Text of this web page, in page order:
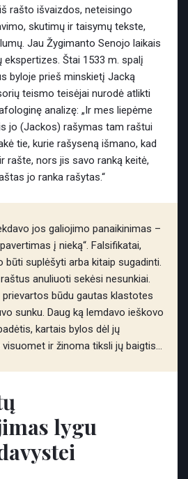
rašto išvaizdos, neteisingo
skutimų ir taisymų tekste,
Jau Žygimanto Senojo laikais
Štai 1533 m. spalį
byloje prieš minskietį Jacką
teismo teisėjai nurodė atlikti
analizę: „Ir mes liepėme
jo (Jackos) rašymas tam raštui
tie, kurie rašyseną išmano, kad
rašte, nors jis savo ranką keitė,
jo ranka rašytas.“
jos galiojimo panaikinimas –
į nieką“. Falsifikatai,
būti suplėšyti arba kitaip sugadinti.
anuliuoti sekėsi nesunkiai.
būdu gautas klastotes
sunku. Daug ką lemdavo ieškovo
kartais bylos dėl jų
ir žinoma tiksli jų baigtis…
lygu